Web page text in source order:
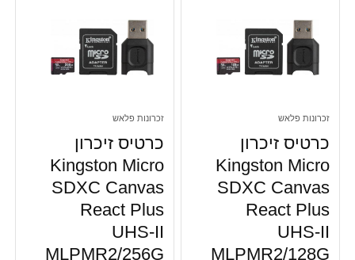
זכרונות פלאש
כרטיס זיכרון
Kingston Micro
SDXC Canvas
React Plus
UHS-II
MLPMR2/128G
זכרונות פלאש
כרטיס זיכרון
Kingston Micro
SDXC Canvas
React Plus
UHS-II
MLPMR2/256G